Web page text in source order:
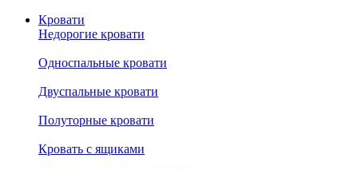
Кровати
Недорогие кровати
Односпальные кровати
Двуспальные кровати
Полуторные кровати
Кровать с ящиками